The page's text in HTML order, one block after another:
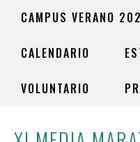
CAMPUS VERANO
CALENDARIO
VOLUNTARIO